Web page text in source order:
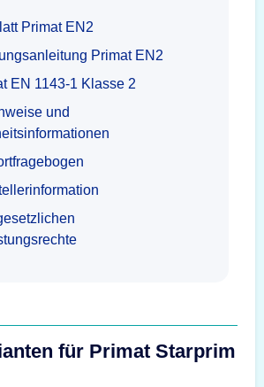
Primat EN2
Primat EN2
EN 1143-1 Klasse 2
und
für Primat Starprim